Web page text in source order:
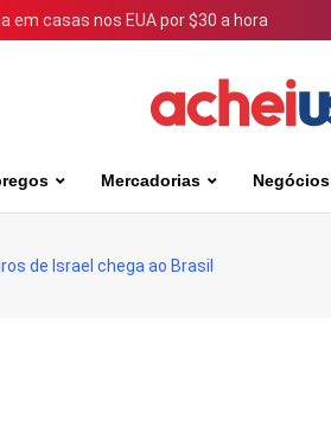
casas nos EUA por $30 a hora
Mercadorias Negócios
de Israel chega ao Brasil